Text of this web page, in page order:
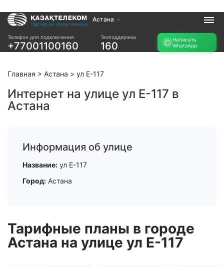
Астана
Телефон для подключения
+77001100160
Техподдержка
160
Написать
WhatsApp
Услуги
Интернет и ТВ в
Интернет и ТВ в
Интернет в офис
Прочее
возможность
названию ЖК
подбор тарифа
Подключиться к
Главная > Астана > ул Е-117
Интернет на улице ул Е-117 в
Астана
Информация об улице
Название: ул Е-117
Город: Астана
Тарифные планы в городе
Астана на улице ул Е-117